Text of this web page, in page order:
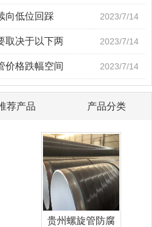
向低位回踩 2023/7/14
取决于以下两 2023/7/14
价格跌幅空间 2023/7/14
荐产品 产品分类
贵州螺旋管防腐